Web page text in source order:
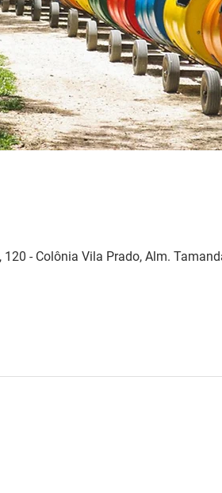
- Colônia Vila Prado, Alm.